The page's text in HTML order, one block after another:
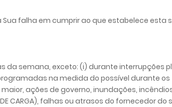
falha em cumprir ao que estabelece esta
semana, exceto: (i) durante interrupções
na medida do possível durante
ações de governo, inundações,
CARGA), falhas ou atrasos do fornecedor do